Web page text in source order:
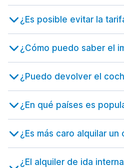
¿Es posible evitar la
¿Cómo puedo saber el
¿Puedo devolver el
¿En qué países es
¿Es más caro alquilar
¿El alquiler de ida